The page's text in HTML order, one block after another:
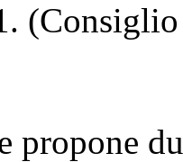
propone